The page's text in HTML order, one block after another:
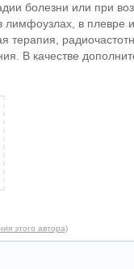
болезни или при
лимфоузлах, в плевре
терапия,
В качестве
этого автора)